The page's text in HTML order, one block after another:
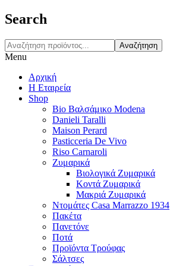
Search
Αναζήτηση
Menu
Αρχική
Η Εταιρεία
Shop
Bio Βαλσάμικο Modena
Danieli Taralli
Maison Perard
Pasticceria De Vivo
Riso Carnaroli
Ζυμαρικά
Βιολογικά Ζυμαρικά
Κοντά Ζυμαρικά
Μακριά Ζυμαρικά
Ντομάτες Casa Marrazzo 1934
Πακέτα
Πανετόνε
Ποτά
Προϊόντα Τρούφας
Σάλτσες